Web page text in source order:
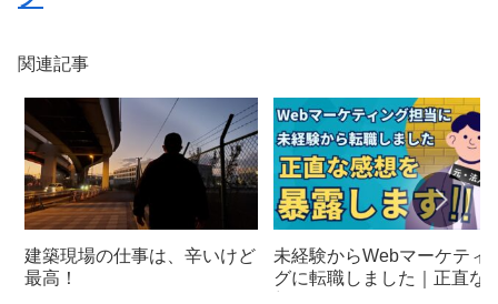
関連記事
建築現場の仕事は、辛いけど
最高！
未経験からWebマーケティ
グに転職しました｜正直な